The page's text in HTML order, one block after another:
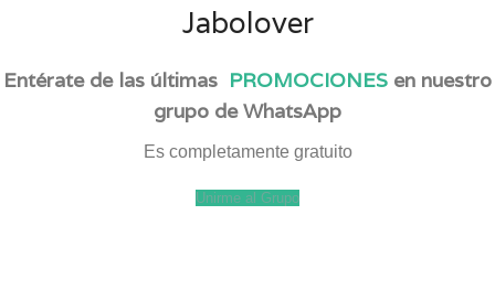
Jabolover
Entérate de las últimas PROMOCIONES en nuestro
grupo de WhatsApp
Es completamente gratuito
Unirme al Grupo